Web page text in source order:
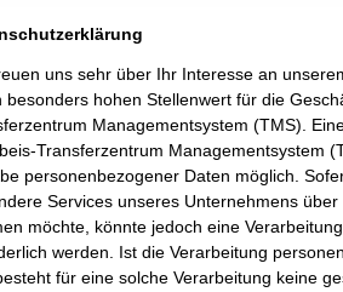
uns sehr über Ihr Interesse an
besonders hohen Stellenwert für die
Managementsystem (TMS).
Transferzentrum Managementsystem
personenbezogener Daten möglich.
Services unseres Unternehmens
möchte, könnte jedoch eine
werden. Ist die Verarbeitung
für eine solche Verarbeitung keine